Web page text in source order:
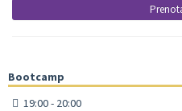
Bootcamp
19:00 - 20:00